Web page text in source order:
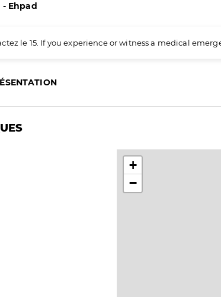
Ehpad
le 15. If you experience or witness a medical
+
−